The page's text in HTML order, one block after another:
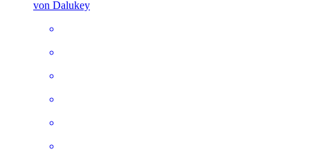
von Dalukey